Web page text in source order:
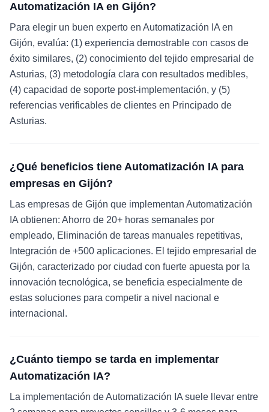
Automatización IA en Gijón?
Para elegir un buen experto en Automatización IA en
Gijón, evalúa: (1) experiencia demostrable con casos de
éxito similares, (2) conocimiento del tejido empresarial de
Asturias, (3) metodología clara con resultados medibles,
(4) capacidad de soporte post-implementación, y (5)
referencias verificables de clientes en Principado de
Asturias.
¿Qué beneficios tiene Automatización IA para
empresas en Gijón?
Las empresas de Gijón que implementan Automatización
IA obtienen: Ahorro de 20+ horas semanales por
empleado, Eliminación de tareas manuales repetitivas,
Integración de +500 aplicaciones. El tejido empresarial de
Gijón, caracterizado por ciudad con fuerte apuesta por la
innovación tecnológica, se beneficia especialmente de
estas soluciones para competir a nivel nacional e
internacional.
¿Cuánto tiempo se tarda en implementar
Automatización IA?
La implementación de Automatización IA suele llevar entre